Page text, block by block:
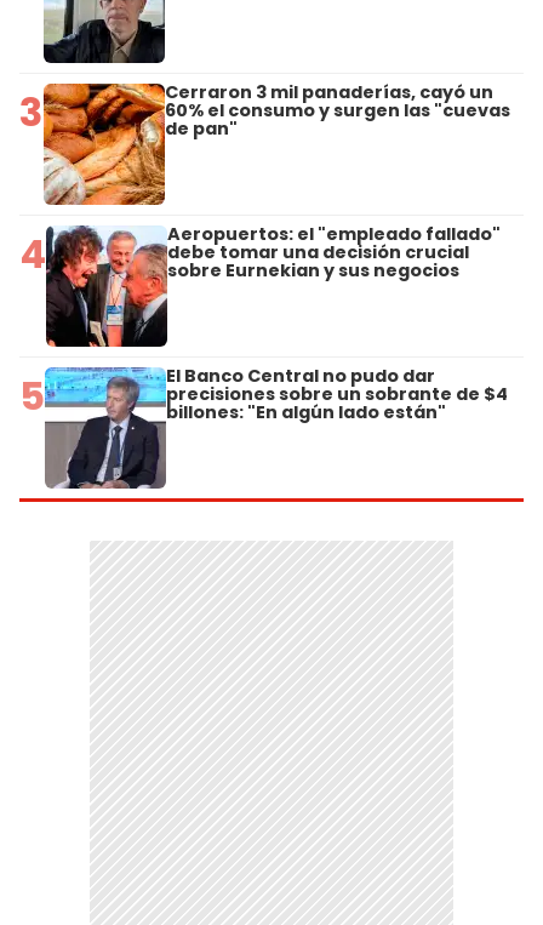
3 Cerraron 3 mil panaderías, cayó un
60% el consumo y surgen las "cuevas
de pan"
4 Aeropuertos: el "empleado fallado"
debe tomar una decisión crucial
sobre Eurnekian y sus negocios
5 El Banco Central no pudo dar
precisiones sobre un sobrante de $4
billones: "En algún lado están"